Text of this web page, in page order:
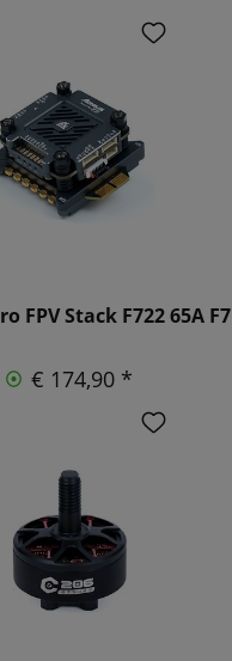
FPV Stack F722 65A F7
€ 174,90 *